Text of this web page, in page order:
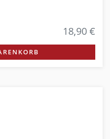
18,90 €